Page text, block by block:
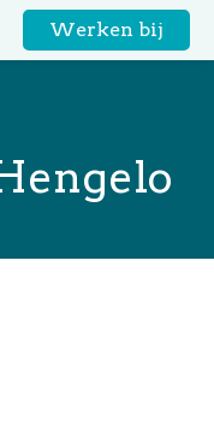
Werken bij